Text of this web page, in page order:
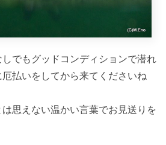
でもグッドコンディションで潜れ
払いをしてから来てくださいね
思えない温かい言葉でお見送りを